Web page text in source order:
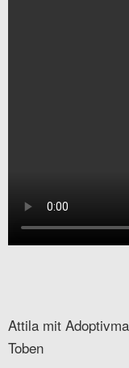
Attila mit
Toben